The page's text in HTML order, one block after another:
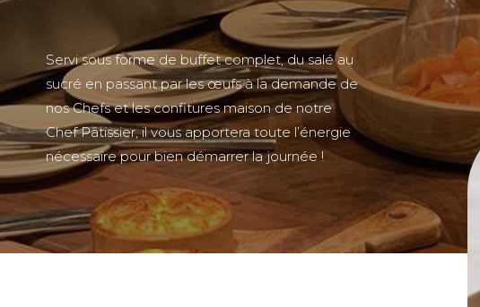
Servi sous forme de buffet complet, du salé au
sucré en passant par les œufs à la demande de
nos Chefs et les confitures maison de notre
Chef Pâtissier, il vous apportera toute l’énergie
nécessaire pour bien démarrer la journée !